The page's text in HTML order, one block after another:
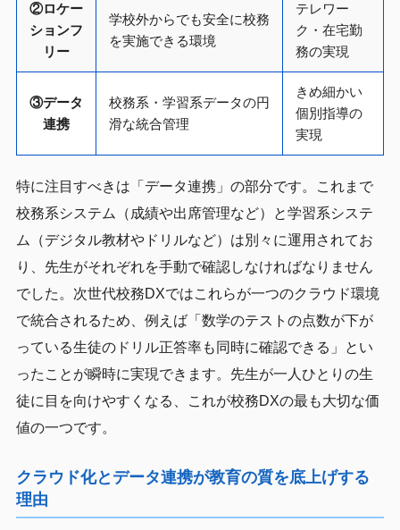
②ロケー
ションフ
リー
学校外からでも安全に校務
を実施できる環境
テレワー
ク・在宅勤
務の実現
③データ
連携
校務系・学習系データの円
滑な統合管理
きめ細かい
個別指導の
実現
特に注目すべきは「データ連携」の部分です。これまで
校務系システム（成績や出席管理など）と学習系システ
ム（デジタル教材やドリルなど）は別々に運用されてお
り、先生がそれぞれを手動で確認しなければなりません
でした。次世代校務DXではこれらが一つのクラウド環境
で統合されるため、例えば「数学のテストの点数が下が
っている生徒のドリル正答率も同時に確認できる」とい
ったことが瞬時に実現できます。先生が一人ひとりの生
徒に目を向けやすくなる、これが校務DXの最も大切な価
値の一つです。
クラウド化とデータ連携が教育の質を底上げする
理由